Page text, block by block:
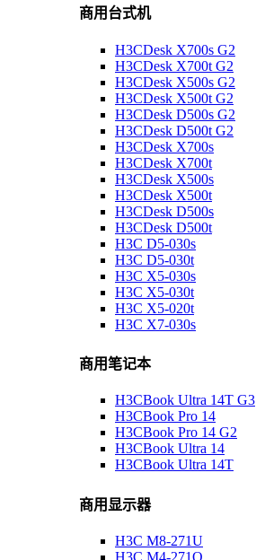
商用台式机
H3CDesk X700s G2
H3CDesk X700t G2
H3CDesk X500s G2
H3CDesk X500t G2
H3CDesk D500s G2
H3CDesk D500t G2
H3CDesk X700s
H3CDesk X700t
H3CDesk X500s
H3CDesk X500t
H3CDesk D500s
H3CDesk D500t
H3C D5-030s
H3C D5-030t
H3C X5-030s
H3C X5-030t
H3C X5-020t
H3C X7-030s
商用笔记本
H3CBook Ultra 14T G3
H3CBook Pro 14
H3CBook Pro 14 G2
H3CBook Ultra 14
H3CBook Ultra 14T
商用显示器
H3C M8-271U
H3C M4-271Q